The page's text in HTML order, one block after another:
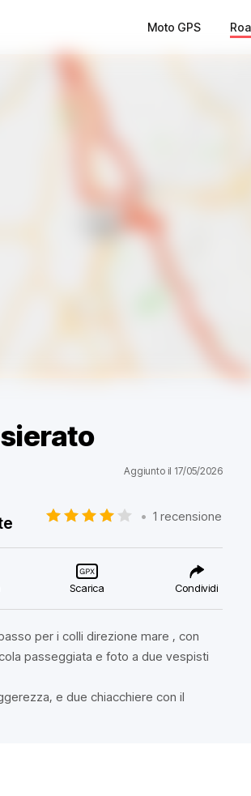
Moto GPS
Aggiunto il 17/05/2026
• 1 recensione
Scarica Condividi
per i colli direzione mare , con
passeggiata e foto a due vespisti
e due chiacchiere con il